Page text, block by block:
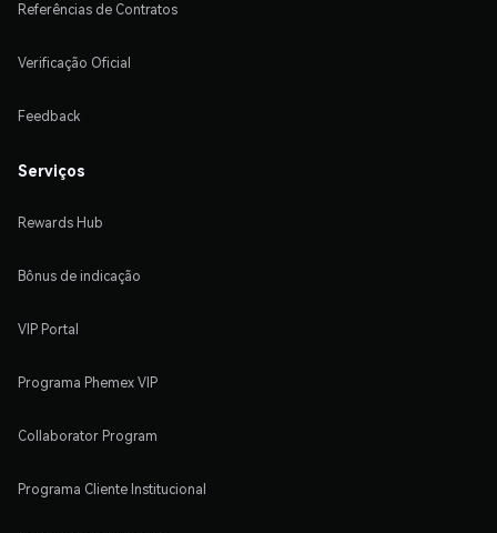
Referências de Contratos
Verificação Oficial
Feedback
Serviços
Rewards Hub
Bônus de indicação
VIP Portal
Programa Phemex VIP
Collaborator Program
Programa Cliente Institucional